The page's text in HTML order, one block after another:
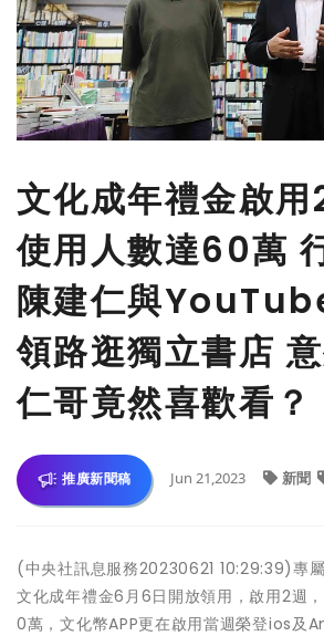
文化成年禮金啟
使用人數達60萬
陳建仁與
領路逛獨立書店
仁哥竟然喜歡看？
推廣新聞稿 Jun 21,2023 新聞
(中央社訊息服務20230621 10:29:39)專
文化成年禮金6月6日開放領用，啟用2週
0萬，文化幣APP更在啟用當週榮登ios及